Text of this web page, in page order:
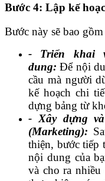
Bước 4: Lập kế
Bước này sẽ bao
- Triển khai
dung: Để nội
cầu mà người
kế hoạch chi
dựng bảng từ
- Xây dựng
(Marketing):
thiện, bước tiếp
nội dung của
và cho ra